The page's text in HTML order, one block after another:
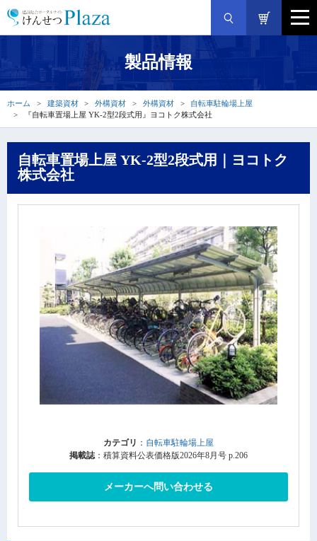
製品情報
ホーム 建築資材 外構資材 外構資材
自転車駐輪場上屋
『自転車置場上屋 YK-2型2段式用』ヨコトク株式会社
自転車置場上屋 YK-2型2段式用｜ヨコトク
株式会社
カテゴリ ： 自転車駐輪場上屋
掲載誌 ：積算資料公表価格版2026年8月号 p.206
メーカーへ問い合わせる